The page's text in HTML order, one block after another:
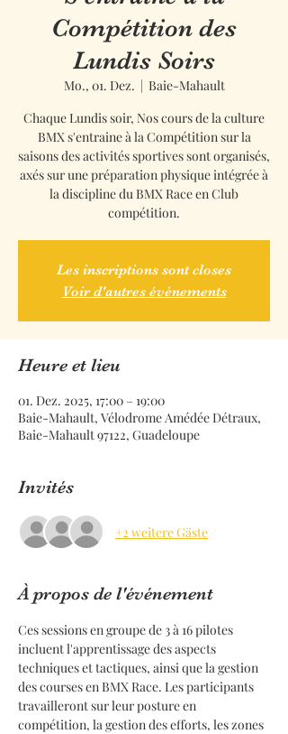
Compétition des
Lundis Soirs
Mo., 01. Dez.
  |
Baie-Mahault
Chaque Lundis soir, Nos cours de la culture
BMX s'entraine à la Compétition sur la
saisons des activités sportives sont organisés,
axés sur une préparation physique intégrée à
la discipline du BMX Race en Club
compétition.
Les inscriptions sont closes
Voir d'autres événements
Heure et lieu
01. Dez. 2025, 17:00 – 19:00
Baie-Mahault, Vélodrome Amédée Détraux,
Baie-Mahault 97122, Guadeloupe
Invités
+2 weitere Gäste
À propos de l'événement
Ces sessions en groupe de 3 à 16 pilotes
incluent l'apprentissage des aspects
techniques et tactiques, ainsi que la gestion
des courses en BMX Race. Les participants
travailleront sur leur posture en
compétition, la gestion des efforts, les zones